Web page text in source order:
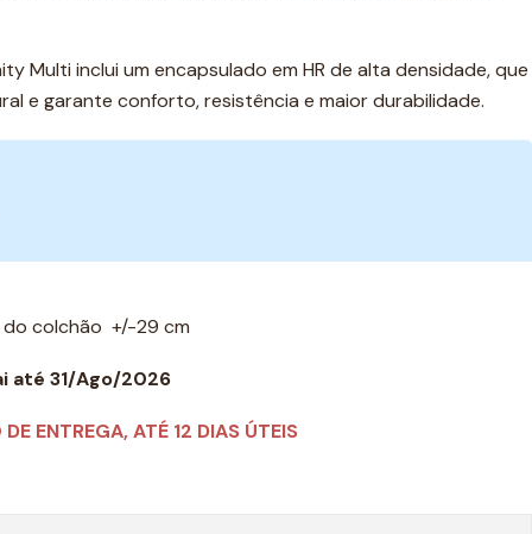
Multi inclui um encapsulado em HR de alta densidade, que
e garante conforto, resistência e maior durabilidade.
do colchão +/-29 cm
até 31/Ago/2026
ENTREGA, ATÉ 12 DIAS ÚTEIS